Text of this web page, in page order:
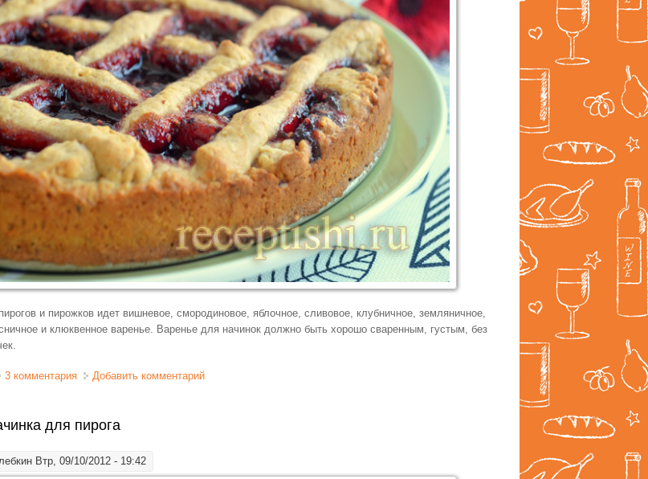
и пирожков идет вишневое, смородиновое, яблочное, сливовое, клубничное, земляничное,
и клюквенное варенье. Варенье для начинок должно быть хорошо сваренным, густым, без
Начинка из варенья для пирогов и пирожков
3 комментария Добавить комментарий
для пирога
Втр, 09/10/2012 - 19:42